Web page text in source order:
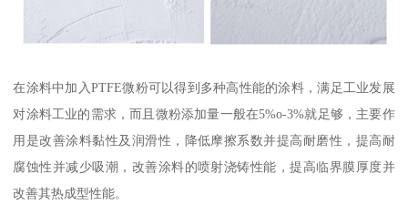
在涂料中加入PTFE微粉可以得到多种高性能的涂料，满足工业发展
对涂料工业的需求，而且微粉添加量一般在5%o-3%就足够，主要作
用是改善涂料黏性及润滑性，降低摩擦系数并提高耐磨性，提高耐
腐蚀性并减少吸潮，改善涂料的喷射浇铸性能，提高临界膜厚度并
改善其热成型性能。